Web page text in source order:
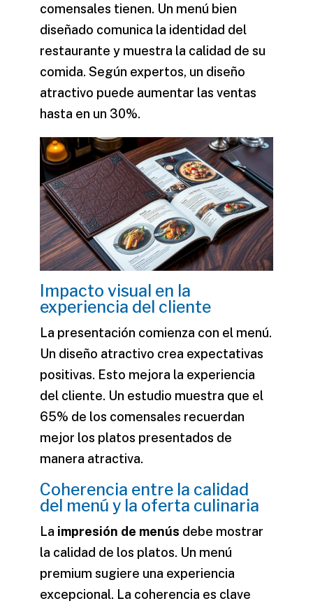
comensales tienen. Un menú bien
diseñado comunica la identidad del
restaurante y muestra la calidad de su
comida. Según expertos, un diseño
atractivo puede aumentar las ventas
hasta en un 30%.
Impacto visual en la
experiencia del cliente
La presentación comienza con el menú.
Un diseño atractivo crea expectativas
positivas. Esto mejora la experiencia
del cliente. Un estudio muestra que el
65% de los comensales recuerdan
mejor los platos presentados de
manera atractiva.
Coherencia entre la calidad
del menú y la oferta culinaria
La impresión de menús debe mostrar
la calidad de los platos. Un menú
premium sugiere una experiencia
excepcional. La coherencia es clave